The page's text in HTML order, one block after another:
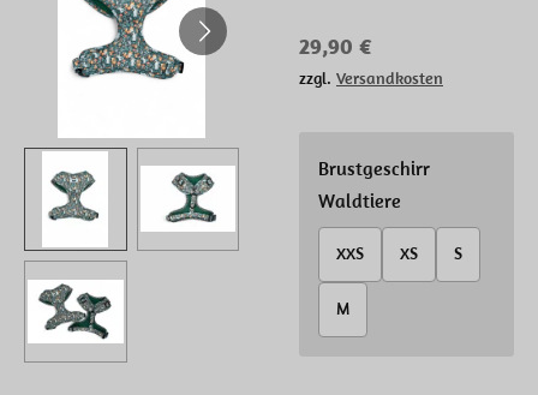
29,90 €
zzgl. Versandkosten
Brustgeschirr
Waldtiere
XXS XS S
M